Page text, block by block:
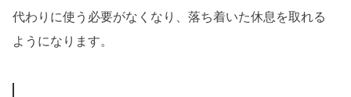
代わりに使う必要がなくなり、落ち着いた休息を取れる
ようになります。